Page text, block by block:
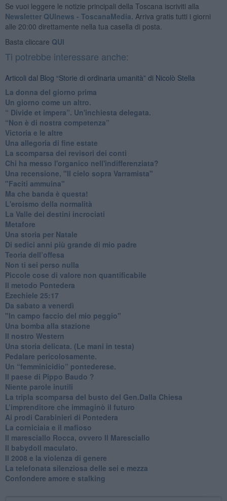
Se vuoi leggere le notizie principali della Toscana iscriviti alla
Newsletter QUInews - ToscanaMedia. Arriva gratis tutti i giorni
alle 20:00 direttamente nella tua casella di posta.
Basta cliccare QUI
Ti potrebbe interessare anche:
Articoli dal Blog “Storie di ordinaria umanità” di Nicolò Stella
​La donna del giorno prima
​Un giorno come un altro.
​“ Divide et impera”. Un'inchiesta delegata.
“Non è di nostra competenza”
​Victoria e le altre
Una allegoria di fine estate
La scomparsa dei revisori dei conti
Chi ha messo l'organico nell'indifferenziata?
Una recensione, "Il cielo sopra Varramista"
​"Faciti ammuina"
Ma che banda è questa!
L'eroismo della normalità
​La Valle dei destini incrociati
Metafore
​Una storia per Natale
​Di sedici anni più grande di mio padre
Teoria dell’offesa
​Non ti sei perso nulla
​Piccole cose di valore non quantificabile
​Il metodo Pontedera
​Ezechiele 25:17
Da sabato a venerdì
"In campo faccio del mio peggio"
Una bomba alla stazione
Il nostro Western
Una storia delicata. (Le mani in testa)
Pedalare pericolosamente.
Un “femminicidio” pontederese.
Il paese di Pippo Baudo ?
Niente parole inutili
La tripla scomparsa del busto del Gen.Dalla Chiesa
​L’imprenditore che immaginò il futuro
Ai prodi Carabinieri di Pontedera
​La corniciaia e il mafioso
Il maresciallo Rocca, ovvero Il Maresciallo
​Il babydoll maculato.
​Il 2008 e la violenza di genere
La telefonata silenziosa delle sei e mezza
​Confondere amore e stalking